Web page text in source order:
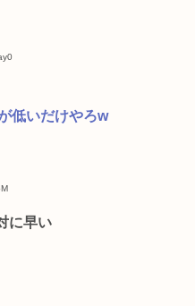
低いだけやろw
に早い